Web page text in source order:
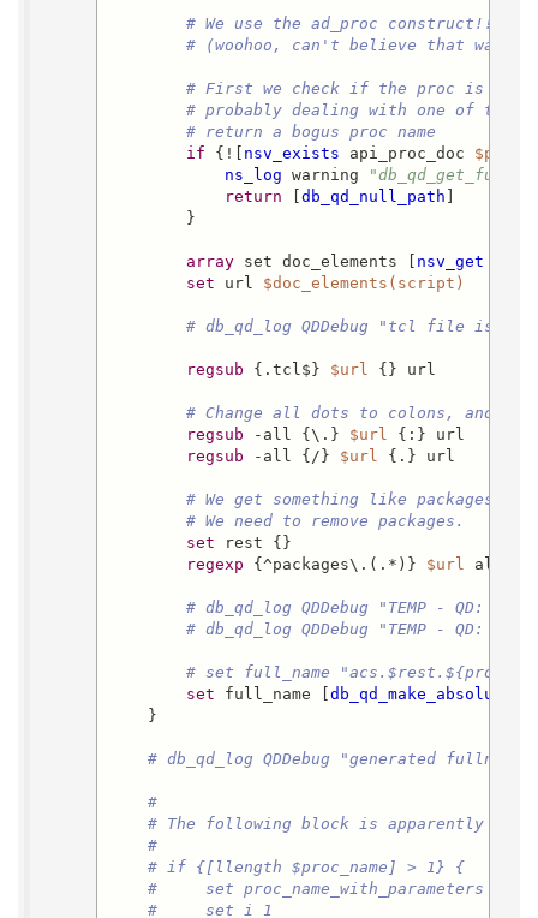
# We use the ad_proc construct!!
# (woohoo, can't believe that was
# First we check if the proc is
# probably dealing with one of the
# return a bogus proc name
if {![ nsv_exists api_proc_doc
ns_log warning
return
db_qd_null_path
}
array set doc_elements [ nsv_get
set url $doc_elements(script)
# db_qd_log QDDebug "tcl file is
regsub {.tcl$} $url {} url
# Change all dots to colons, and
regsub -all {\.} $url {:} url
regsub -all {/} $url {.} url
# We get something like
# We need to remove packages.
set rest {}
regexp {^packages\.(.*)} $url all
# db_qd_log QDDebug "TEMP - QD:
# db_qd_log QDDebug "TEMP - QD:
# set full_name
set full_name [
}
# db_qd_log QDDebug "generated fullname
#
# The following block is apparently just
#
# if {[llength $proc_name] > 1} {
#     set proc_name_with_parameters
#     set i 1